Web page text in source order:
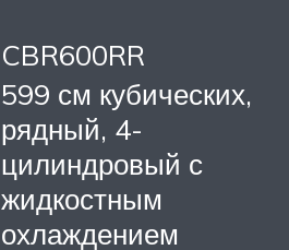
CBR600RR
599 см кубических,
рядный, 4-
цилиндровый с
жидкостным
охлаждением